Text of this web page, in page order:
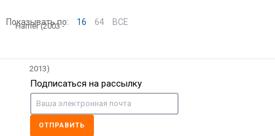
Показывать по: 16 64 ВСЕ
Подписаться на рассылку
ОТПРАВИТЬ